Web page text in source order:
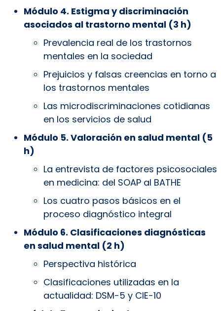
Módulo 4. Estigma y discriminación
asociados al trastorno mental (3 h)
Prevalencia real de los trastornos
mentales en la sociedad
Prejuicios y falsas creencias en torno a
los trastornos mentales
Las microdiscriminaciones cotidianas
en los servicios de salud
Módulo 5. Valoración en salud mental (5
h)
La entrevista de factores psicosociales
en medicina: del SOAP al BATHE
Los cuatro pasos básicos en el
proceso diagnóstico integral
Módulo 6. Clasificaciones diagnósticas
en salud mental (2 h)
Perspectiva histórica
Clasificaciones utilizadas en la
actualidad: DSM-5 y CIE-10